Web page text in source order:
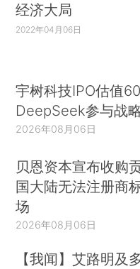
经济大局
2022年04月06日
宇树科技IPO估值
DeepSeek参与战
2026年08月06日
贝恩资本宣布收购
国大陆无法注册商
场
2026年08月06日
【我闻】艾路明及